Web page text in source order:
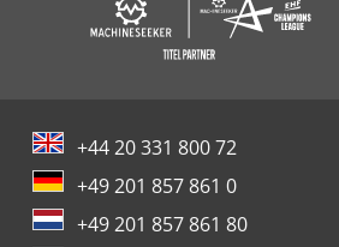
+44 20 331 800 72
+49 201 857 861 0
+49 201 857 861 80